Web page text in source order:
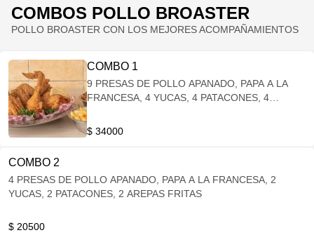
COMBOS POLLO BROASTER
POLLO BROASTER CON LOS MEJORES ACOMPAÑAMIENTOS
COMBO 1
9 PRESAS DE POLLO APANADO, PAPA A LA
FRANCESA, 4 YUCAS, 4 PATACONES, 4
$ 34000
COMBO 2
4 PRESAS DE POLLO APANADO, PAPA A LA FRANCESA, 2
YUCAS, 2 PATACONES, 2 AREPAS FRITAS
$ 20500